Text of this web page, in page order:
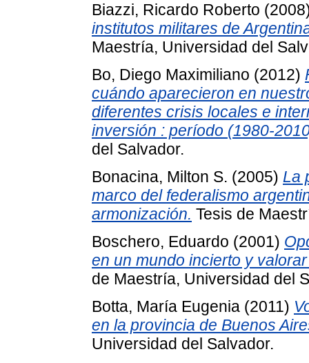
Biazzi, Ricardo Roberto
institutos militares de
Maestría, Universidad del
Bo, Diego Maximiliano (2012)
cuándo aparecieron en
diferentes crisis locales e
inversión : período (1980-
del Salvador.
Bonacina, Milton S. (2005) La
marco del federalismo
armonización. Tesis de
Boschero, Eduardo (2001)
en un mundo incierto y
de Maestría, Universidad del
Botta, María Eugenia (2011)
en la provincia de Buenos
Universidad del Salvador.